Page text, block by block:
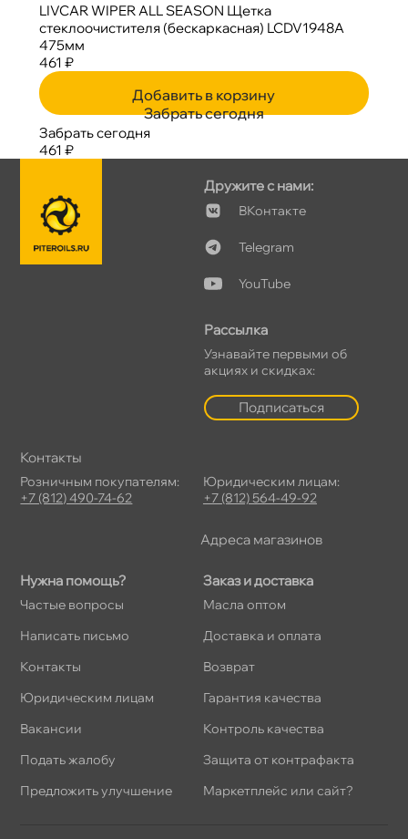
LIVCAR WIPER ALL SEASON Щетка
стеклоочистителя (бескаркасная) LCDV1948A
475мм
461 ₽
Добавить в корзину
Забрать сегодня
Забрать сегодня
461 ₽
Нужна помощь?
Частые вопросы
Написать письмо
Контакты
Юридическим лицам
акансии
Подать жалобу
Предложить улучшение
Заказ и доставка
Масла оптом
Доставка и оплата
озврат
Гарантия качества
Контроль качества
Защита от контрафакта
Маркетплейс или сайт?
Дружите с нами:
Контакте
Telegram
YouTube
Рассылка
Узнавайте первыми о
акциях и скидках:
Подписаться
Контакты
Розничным покупателям:
+7 (812) 490-74-62
Юридическим лицам:
+7 (812) 564-49-92
Адреса магазино